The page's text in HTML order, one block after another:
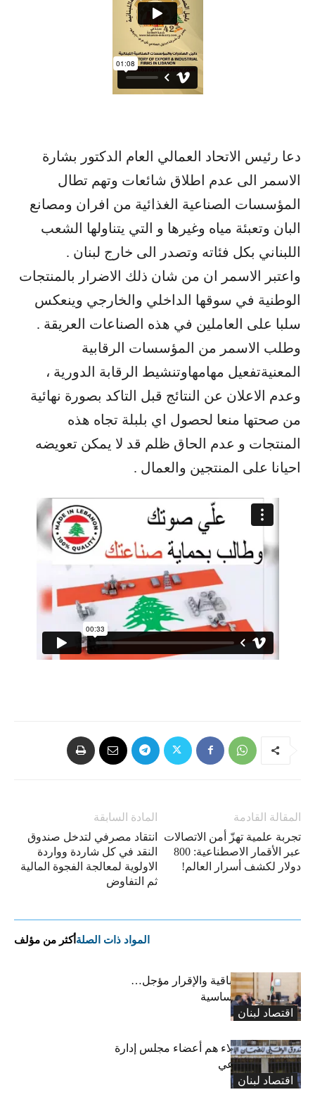
دعا رئيس الاتحاد العمالي العام الدكتور بشارة
الاسمر الى عدم اطلاق شائعات وتهم تطال
المؤسسات الصناعية الغذائية من افران ومصانع
البان وتعبئة مياه وغيرها و التي يتناولها الشعب
اللبناني بكل فئاته وتصدر الى خارج لبنان .
واعتبر الاسمر ان من شان ذلك الاضرار بالمنتجات
الوطنية في سوقها الداخلي والخارجي وينعكس
سلبا على العاملين في هذه الصناعات العريقة .
وطلب الاسمر من المؤسسات الرقابية
المعنيةتفعيل مهامهاوتنشيط الرقابة الدورية ،
وعدم الاعلان عن النتائج قبل التاكد بصورة نهائية
من صحتها منعا لحصول اي بلبلة تجاه هذه
المنتجات و عدم الحاق ظلم قد لا يمكن تعويضه
احيانا على المنتجين والعمال .
المادة السابقة
انتقاد مصرفي لتدخل صندوق
النقد في كل شاردة وواردة
الاولوية لمعالجة الفجوة المالية
ثم التفاوض
المقالة القادمة
تجربة علمية تهزّ أمن الاتصالات
عبر الأقمار الاصطناعية: 800
دولار لكشف أسرار العالم!
المواد ذات الصلة أكثر من مؤلف
اقتصاد لبنان
رسوم النفايات باقية والإقرار مؤجل…
واستثناء لمواد أساسية
اقتصاد لبنان
بعد 19 عاماً: هؤلاء هم أعضاء مجلس إدارة
الضمان الاجتماعي